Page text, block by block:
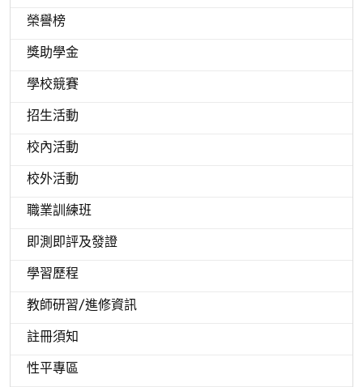
榮譽榜
獎助學金
學校競賽
招生活動
校內活動
校外活動
職業訓練班
即測即評及發證
學習歷程
教師研習/進修資訊
註冊須知
性平專區